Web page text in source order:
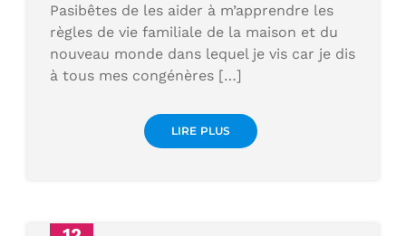
Pasibêtes de les aider à m’apprendre les
règles de vie familiale de la maison et du
nouveau monde dans lequel je vis car je dis
à tous mes congénères […]
LIRE PLUS